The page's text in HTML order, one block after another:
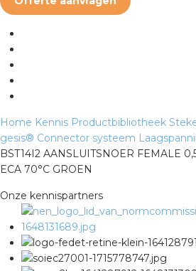
Home Kennis Productbibliotheek
gesis® Connector systeem
BST14I2 AANSLUITSNOER FEMALE
ECA 70°C GROEN
Onze kennispartners